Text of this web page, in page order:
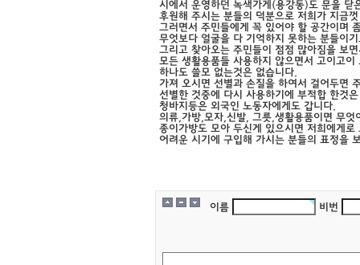
시에서 운영하던 녹색가게(용강동)도 문을 닫
후원해 주시는 분들의 덕분으로 저희가 지금
그러면서 주민들에게 꼭 있어야 할 공간이며
무엇보다 얼굴을 다 기억하지 못하는 분들이
그리고 찾아오는 주민들이 점점 많아짐을 보
모든 생활용품들 사용하지 않으면서 고이고
하나도 쓸모 없는것은 없습니다.
가져 오시면 선별과 손질을 하여서 걸어두면
선별한 것중에 다시 사용하기에 부적합 한것
청바지등은 외국인 노동자에게도 갑니다.
의류,가방,모자,신발, 그릇,생활용품이면 무
종이가방도 모아 두신게 있으시면 저희에게로
어려운 시기에 구입해 가시는 분들의 표정을
이름 비번